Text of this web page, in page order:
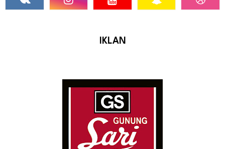
IKLAN